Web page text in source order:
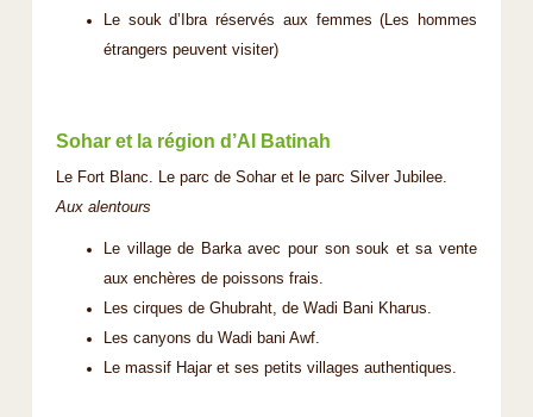
Le souk d’Ibra réservés aux femmes (Les hommes
étrangers peuvent visiter)
Sohar et la région d’Al Batinah
Le Fort Blanc. Le parc de Sohar et le parc Silver Jubilee.
Aux alentours
Le village de Barka avec pour son souk et sa vente
aux enchères de poissons frais.
Les cirques de Ghubraht, de Wadi Bani Kharus.
Les canyons du Wadi bani Awf.
Le massif Hajar et ses petits villages authentiques.